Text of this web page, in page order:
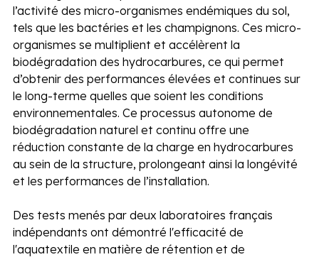
l’activité des micro-organismes endémiques du sol,
tels que les bactéries et les champignons. Ces micro-
organismes se multiplient et accélèrent la
biodégradation des hydrocarbures, ce qui permet
d’obtenir des performances élevées et continues sur
le long-terme quelles que soient les conditions
environnementales. Ce processus autonome de
biodégradation naturel et continu offre une
réduction constante de la charge en hydrocarbures
au sein de la structure, prolongeant ainsi la longévité
et les performances de l’installation.
Des tests menés par deux laboratoires français
indépendants ont démontré l'efficacité de
l'aquatextile en matière de rétention et de